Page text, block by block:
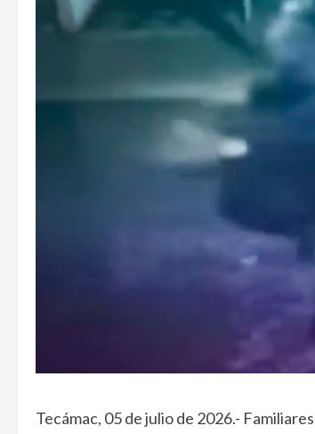
Tecámac, 05 de julio de 2026.-